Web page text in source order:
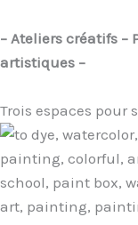
– Ateliers créatifs –
artistiques –
Trois espaces pour